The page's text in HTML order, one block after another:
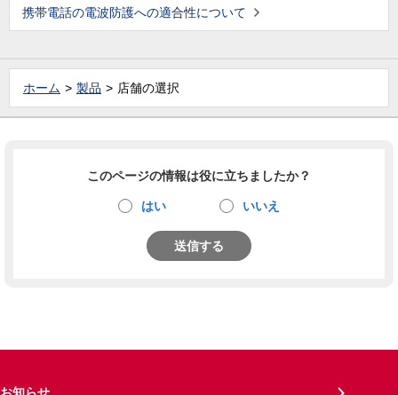
携帯電話の電波防護への適合性について
ホーム 製品 店舗の選択
このページの情報は役に立ちましたか？
はい いいえ
送信する